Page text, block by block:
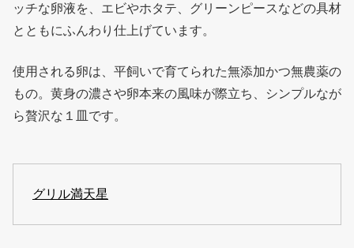
ッチな卵液を、エビやホタテ、グリーンピースなどの具材
とともにふんわり仕上げています。
使用される卵は、平飼いで育てられた無添加かつ無農薬の
もの。黄身の濃さや卵本来の風味が際立ち、シンプルなが
ら贅沢な１皿です。
グリル満天星